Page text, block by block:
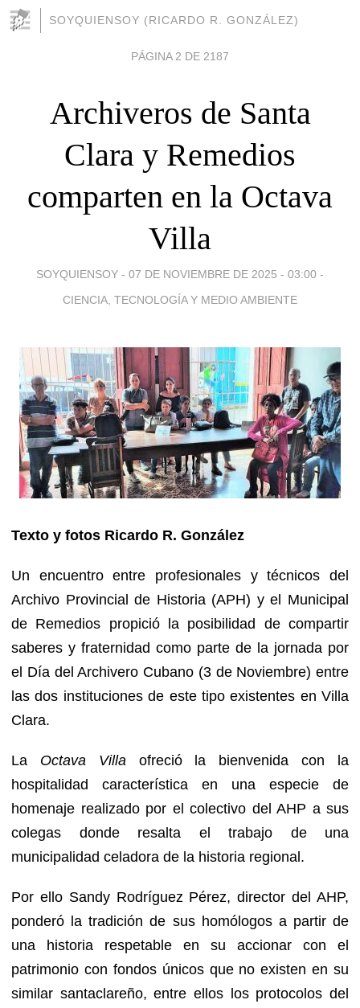
SOYQUIENSOY (RICARDO R. GONZÁLEZ)
PÁGINA 2 DE 2187
Archiveros de Santa
Clara y Remedios
comparten en la Octava
Villa
SOYQUIENSOY - 07 DE NOVIEMBRE DE 2025 - 03:00 -
CIENCIA, TECNOLOGÍA Y MEDIO AMBIENTE
Texto y fotos Ricardo R. González
Un encuentro entre profesionales y técnicos del
Archivo Provincial de Historia (APH) y el Municipal
de Remedios propició la posibilidad de compartir
saberes y fraternidad como parte de la jornada por
el Día del Archivero Cubano (3 de Noviembre) entre
las dos instituciones de este tipo existentes en Villa
Clara.
La Octava Villa ofreció la bienvenida con la
hospitalidad característica en una especie de
homenaje realizado por el colectivo del AHP a sus
colegas donde resalta el trabajo de una
municipalidad celadora de la historia regional.
Por ello Sandy Rodríguez Pérez, director del AHP,
ponderó la tradición de sus homólogos a partir de
una historia respetable en su accionar con el
patrimonio con fondos únicos que no existen en su
similar santaclareño, entre ellos los protocolos del